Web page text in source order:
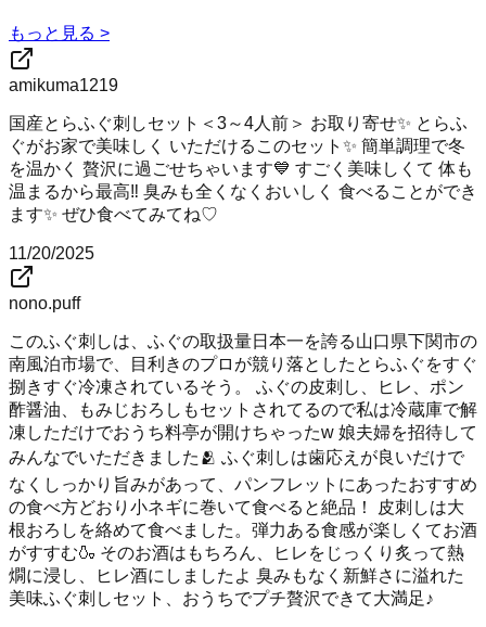
もっと見る >
amikuma1219
国産とらふぐ刺しセット＜3～4人前＞ お取り寄せ✨ とらふ
ぐがお家で美味しく いただけるこのセット✨ 簡単調理で冬
を温かく 贅沢に過ごせちゃいます💙 すごく美味しくて 体も
温まるから最高‼️ 臭みも全くなくおいしく 食べることができ
ます✨ ぜひ食べてみてね♡
11/20/2025
nono.puff
このふぐ刺しは、ふぐの取扱量日本一を誇る山口県下関市の
南風泊市場で、目利きのプロが競り落としたとらふぐをすぐ
捌きすぐ冷凍されているそう。 ふぐの皮刺し、ヒレ、ポン
酢醤油、もみじおろしもセットされてるので私は冷蔵庫で解
凍しただけでおうち料亭が開けちゃったw 娘夫婦を招待して
みんなでいただきました🫂 ふぐ刺しは歯応えが良いだけで
なくしっかり旨みがあって、パンフレットにあったおすすめ
の食べ方どおり小ネギに巻いて食べると絶品！ 皮刺しは大
根おろしを絡めて食べました。弾力ある食感が楽しくてお酒
がすすむ🍶 そのお酒はもちろん、ヒレをじっくり炙って熱
燗に浸し、ヒレ酒にしましたよ 臭みもなく新鮮さに溢れた
美味ふぐ刺しセット、おうちでプチ贅沢できて大満足♪